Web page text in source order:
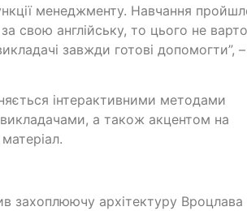
менеджменту. Навчання
свою англійську, то цього не варто
завжди готові допомогти”, –
інтерактивними методами
а також акцентом на
захоплюючу архітектуру Вроцлава